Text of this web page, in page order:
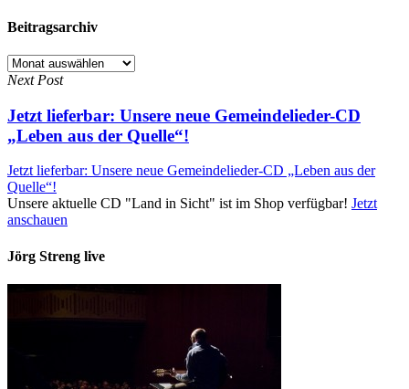
Beitragsarchiv
Beitragsarchiv
Next Post
Jetzt lieferbar: Unsere neue Gemeindelieder-CD
„Leben aus der Quelle“!
Jetzt lieferbar: Unsere neue Gemeindelieder-CD „Leben aus der
Quelle“!
Unsere aktuelle CD "Land in Sicht" ist im Shop verfügbar! Jetzt
anschauen
Jörg Streng live